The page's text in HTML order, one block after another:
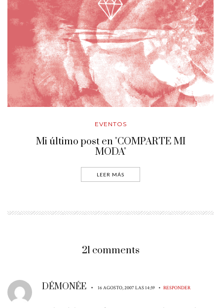
EVENTOS
Mi último post en "COMPARTE MI
MODA"
LEER MÁS
21 comments
DÉMONÉE • 16 AGOSTO, 2007 LAS 14:39 • RESPONDER